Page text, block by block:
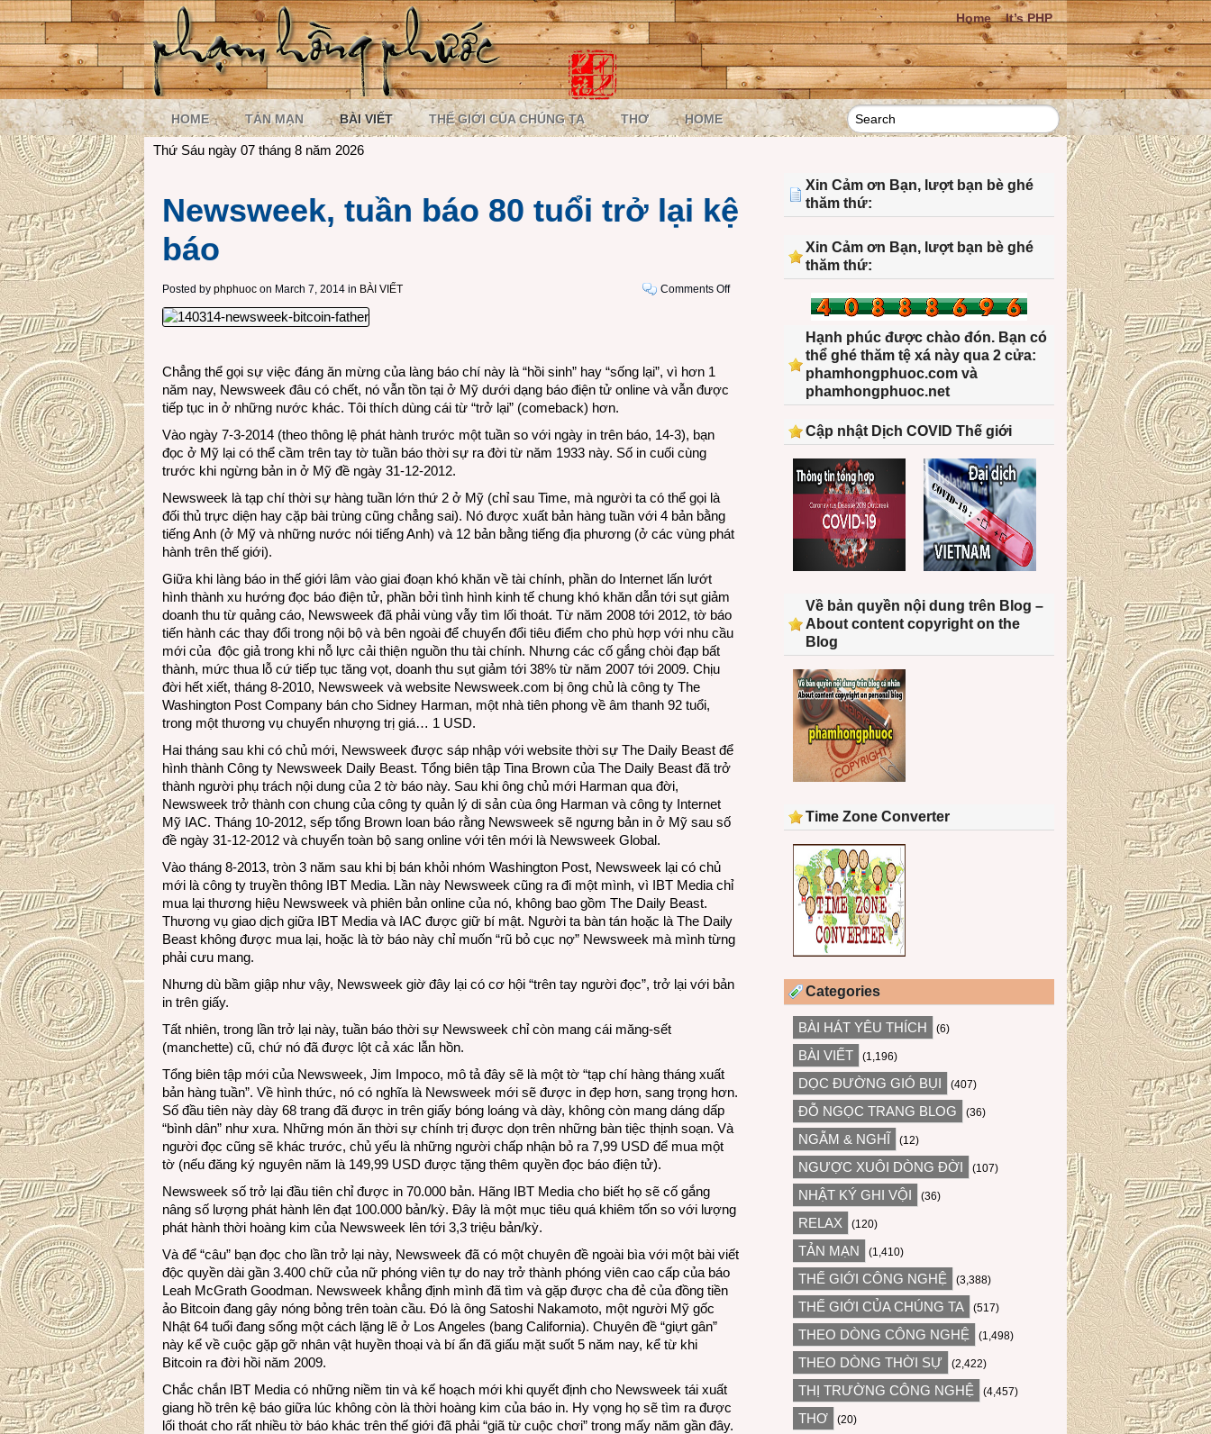
Home It’s PHP
HOME TẢN MẠN BÀI VIẾT THẾ GIỚI CỦA CHÚNG TA THƠ HOME
Thứ Sáu ngày 07 tháng 8 năm 2026
Newsweek, tuần báo 80 tuổi trở lại kệ
báo
Posted by phphuoc on March 7, 2014 in BÀI VIẾT Comments Offon
Chẳng thể gọi sự việc đáng ăn mừng của làng báo chí này là “hồi sinh” hay “sống lại”, vì hơn 1
năm nay, Newsweek đâu có chết, nó vẫn tồn tại ở Mỹ dưới dạng báo điện tử online và vẫn được
tiếp tục in ở những nước khác. Tôi thích dùng cái từ “trở lại” (comeback) hơn.
Vào ngày 7-3-2014 (theo thông lệ phát hành trước một tuần so với ngày in trên báo, 14-3), bạn
đọc ở Mỹ lại có thể cầm trên tay tờ tuần báo thời sự ra đời từ năm 1933 này. Số in cuối cùng
trước khi ngừng bản in ở Mỹ đề ngày 31-12-2012.
Newsweek là tạp chí thời sự hàng tuần lớn thứ 2 ở Mỹ (chỉ sau Time, mà người ta có thể gọi là
đối thủ trực diện hay cặp bài trùng cũng chẳng sai). Nó được xuất bản hàng tuần với 4 bản bằng
tiếng Anh (ở Mỹ và những nước nói tiếng Anh) và 12 bản bằng tiếng địa phương (ở các vùng phát
hành trên thế giới).
Giữa khi làng báo in thế giới lâm vào giai đoạn khó khăn về tài chính, phần do Internet lấn lướt
hình thành xu hướng đọc báo điện tử, phần bởi tình hình kinh tế chung khó khăn dẫn tới sụt giảm
doanh thu từ quảng cáo, Newsweek đã phải vùng vẫy tìm lối thoát. Từ năm 2008 tới 2012, tờ báo
tiến hành các thay đổi trong nội bộ và bên ngoài để chuyển đổi tiêu điểm cho phù hợp với nhu cầu
mới của độc giả trong khi nỗ lực cải thiện nguồn thu tài chính. Nhưng các cố gắng chòi đạp bất
thành, mức thua lỗ cứ tiếp tục tăng vọt, doanh thu sụt giảm tới 38% từ năm 2007 tới 2009. Chịu
đời hết xiết, tháng 8-2010, Newsweek và website Newsweek.com bị ông chủ là công ty The
Washington Post Company bán cho Sidney Harman, một nhà tiên phong về âm thanh 92 tuổi,
trong một thương vụ chuyển nhượng trị giá… 1 USD.
Hai tháng sau khi có chủ mới, Newsweek được sáp nhập với website thời sự The Daily Beast để
hình thành Công ty Newsweek Daily Beast. Tổng biên tập Tina Brown của The Daily Beast đã trở
thành người phụ trách nội dung của 2 tờ báo này. Sau khi ông chủ mới Harman qua đời,
Newsweek trở thành con chung của công ty quản lý di sản cùa ông Harman và công ty Internet
Mỹ IAC. Tháng 10-2012, sếp tổng Brown loan báo rằng Newsweek sẽ ngưng bản in ở Mỹ sau số
đề ngày 31-12-2012 và chuyển toàn bộ sang online với tên mới là Newsweek Global.
Vào tháng 8-2013, tròn 3 năm sau khi bị bán khỏi nhóm Washington Post, Newsweek lại có chủ
mới là công ty truyền thông IBT Media. Lần này Newsweek cũng ra đi một mình, vì IBT Media chỉ
mua lại thương hiệu Newsweek và phiên bản online của nó, không bao gồm The Daily Beast.
Thương vụ giao dịch giữa IBT Media và IAC được giữ bí mật. Người ta bàn tán hoặc là The Daily
Beast không được mua lại, hoặc là tờ báo này chỉ muốn “rũ bỏ cục nợ” Newsweek mà mình từng
phải cưu mang.
Nhưng dù bầm giập như vậy, Newsweek giờ đây lại có cơ hội “trên tay người đọc”, trở lại với bản
in trên giấy.
Tất nhiên, trong lần trở lại này, tuần báo thời sự Newsweek chỉ còn mang cái măng-sết
(manchette) cũ, chứ nó đã được lột cả xác lẫn hồn.
Tổng biên tập mới của Newsweek, Jim Impoco, mô tả đây sẽ là một tờ “tạp chí hàng tháng xuất
bản hàng tuần”. Về hình thức, nó có nghĩa là Newsweek mới sẽ được in đẹp hơn, sang trọng hơn.
Số đầu tiên này dày 68 trang đã được in trên giấy bóng loáng và dày, không còn mang dáng dấp
“bình dân” như xưa. Những món ăn thời sự chính trị được dọn trên những bàn tiệc thịnh soạn. Và
người đọc cũng sẽ khác trước, chủ yếu là những người chấp nhận bỏ ra 7,99 USD để mua một
tờ (nếu đăng ký nguyên năm là 149,99 USD được tặng thêm quyền đọc báo điện tử).
Newsweek số trở lại đầu tiên chỉ được in 70.000 bản. Hãng IBT Media cho biết họ sẽ cố gắng
nâng số lượng phát hành lên đạt 100.000 bản/kỳ. Đây là một mục tiêu quá khiêm tốn so với lượng
phát hành thời hoàng kim của Newsweek lên tới 3,3 triệu bản/kỳ.
Và để “câu” bạn đọc cho lần trở lại này, Newsweek đã có một chuyên đề ngoài bìa với một bài viết
độc quyền dài gần 3.400 chữ của nữ phóng viên tự do nay trở thành phóng viên cao cấp của báo
Leah McGrath Goodman. Newsweek khẳng định mình đã tìm và gặp được cha đẻ của đồng tiền
ảo Bitcoin đang gây nóng bỏng trên toàn cầu. Đó là ông Satoshi Nakamoto, một người Mỹ gốc
Nhật 64 tuổi đang sống một cách lặng lẽ ở Los Angeles (bang California). Chuyên đề “giựt gân”
này kể về cuộc gặp gỡ nhân vật huyền thoại và bí ẩn đã giấu mặt suốt 5 năm nay, kể từ khi
Bitcoin ra đời hồi năm 2009.
Chắc chắn IBT Media có những niềm tin và kế hoạch mới khi quyết định cho Newsweek tái xuất
giang hồ trên kệ báo giữa lúc không còn là thời hoàng kim của báo in. Hy vọng họ sẽ tìm ra được
lối thoát cho rất nhiều tờ báo khác trên thế giới đã phải “giã từ cuộc chơi” trong mấy năm gần đây.
Xin Cảm ơn Bạn, lượt bạn bè ghé
thăm thứ:
Xin Cảm ơn Bạn, lượt bạn bè ghé
thăm thứ:
Hạnh phúc được chào đón. Bạn có
thể ghé thăm tệ xá này qua 2 cửa:
phamhongphuoc.com và
phamhongphuoc.net
Cập nhật Dịch COVID Thế giới
Về bản quyền nội dung trên Blog –
About content copyright on the
Blog
Time Zone Converter
Categories
BÀI HÁT YÊU THÍCH (6)
BÀI VIẾT (1,196)
DỌC ĐƯỜNG GIÓ BỤI (407)
ĐỖ NGỌC TRANG BLOG (36)
NGẪM & NGHĨ (12)
NGƯỢC XUÔI DÒNG ĐỜI (107)
NHẬT KÝ GHI VỘI (36)
RELAX (120)
TẢN MẠN (1,410)
THẾ GIỚI CÔNG NGHỆ (3,388)
THẾ GIỚI CỦA CHÚNG TA (517)
THEO DÒNG CÔNG NGHỆ (1,498)
THEO DÒNG THỜI SỰ (2,422)
THỊ TRƯỜNG CÔNG NGHỆ (4,457)
THƠ (20)